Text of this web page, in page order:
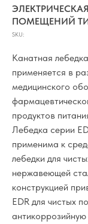
ПОМЕЩЕНИЙ
SKU:
Канатная
применяется в
медицинского
продуктов
Лебедка серии
применима к
лебедки для
нержавеющей
конструкцией
EDR для чистых